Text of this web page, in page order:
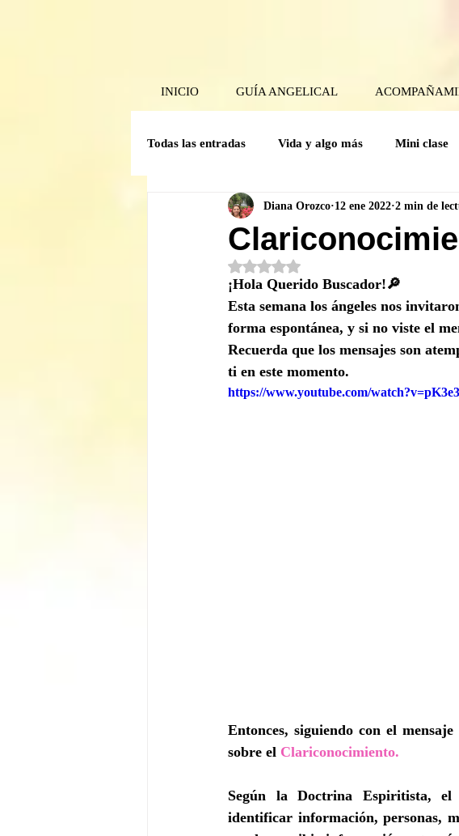
INICIO GUÍA ANGELICAL
Todas las entradas Vida y algo más Mini clase
Poder Interior Mensaje angelical
Guía Mensual Herramientas Holísticas
Crónicas del comité de la Caverna
Diana Orozco 12 ene 2022 2 min de
Obtuvo NaN de 5 estrellas.
¡Hola Querido Buscador!🔎
Esta semana los ángeles nos
forma espontánea, y si no viste el
Recuerda que los mensajes son
ti en este momento.
https://www.youtube.com/
Entonces, siguiendo con el
sobre el Clariconocimiento.
Según la Doctrina Espiritista, el
identificar información, personas,